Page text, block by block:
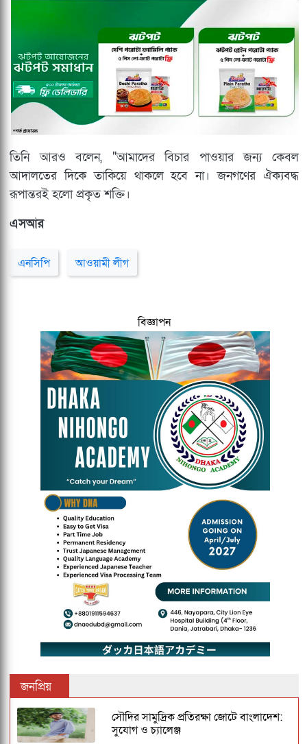
তিনি আরও বলেন, "আমাদের বিচার পাওয়ার জন্য কেবল
আদালতের দিকে তাকিয়ে থাকলে হবে না। জনগণের ঐক্যবদ্ধ
রূপান্তরই হলো প্রকৃত শক্তি।
এসআর
এনসিপি আওয়ামী লীগ
বিজ্ঞাপন
জনপ্রিয়
সৌদির সামুদ্রিক প্রতিরক্ষা জোটে বাংলাদেশ:
সুযোগ ও চ্যালেঞ্জ